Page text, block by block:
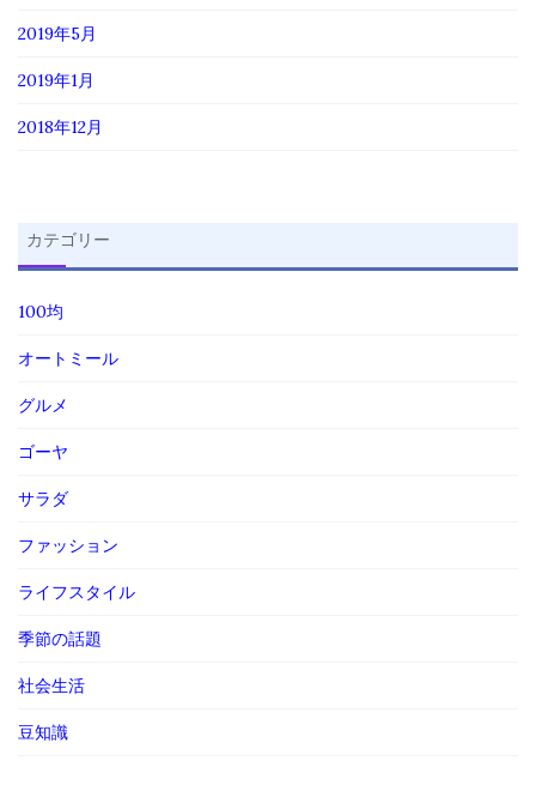
2019年5月
2019年1月
2018年12月
カテゴリー
100均
オートミール
グルメ
ゴーヤ
サラダ
ファッション
ライフスタイル
季節の話題
社会生活
豆知識